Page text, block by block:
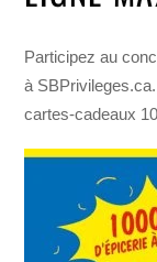
Participez au
à
cartes-cadeaux